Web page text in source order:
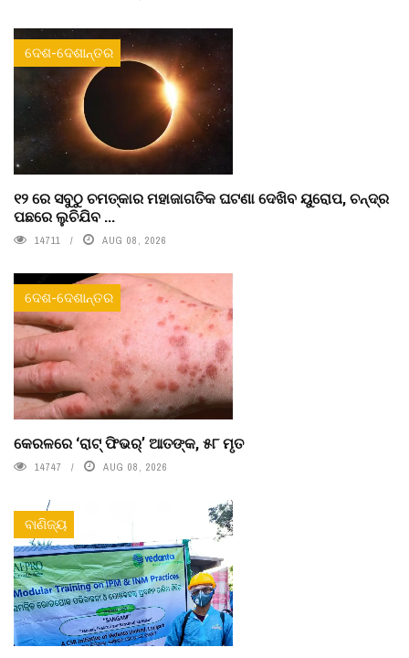
ଦେଶ-ଦେଶାନ୍ତର
୧୨ ରେ ସବୁଠୁ ଚମତ୍କାର ମହାଜାଗତିକ ଘଟଣା ଦେଖିବ ୟୁରୋପ, ଚନ୍ଦ୍ର
ପଛରେ ଲୁଚିଯିବ ...
14711 AUG 08, 2026
ଦେଶ-ଦେଶାନ୍ତର
କେରଳରେ ‘ରାଟ୍ ଫିଭର୍’ ଆତଙ୍କ, ୫୮ ମୃତ
14747 AUG 08, 2026
ବାଣିଜ୍ୟ